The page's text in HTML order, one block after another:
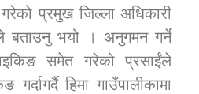
शिक्षालय जुम्लाको सुचना
गरेको प्रमुख जिल्ला अधिकारी
बताउनु भयो । अनुगमन गर्ने
समेत गरेको प्रसाईंले
हिमा गाउँपालीकामा